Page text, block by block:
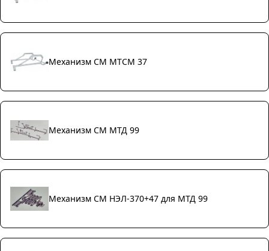
Механизм СМ МТСМ 37
Механизм СМ МТД 99
Механизм СМ НЭЛ-370+47 для МТД 99